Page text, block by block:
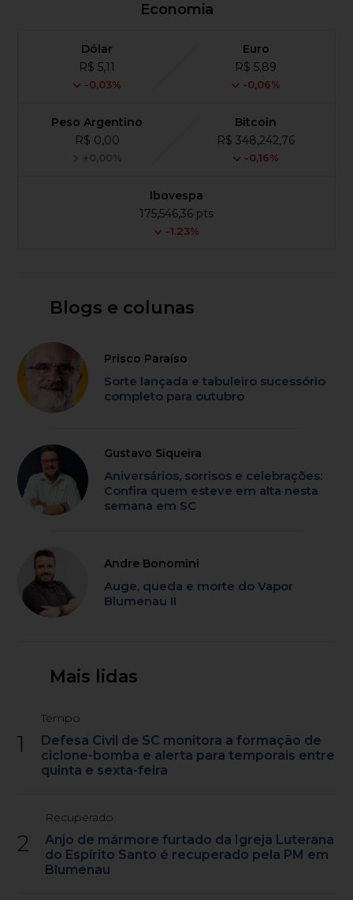
Economia
Dólar
R$ 5,11
-0,03%
Euro
R$ 5,89
-0,06%
Peso Argentino
R$ 0,00
+0,00%
Bitcoin
R$ 348,242,76
-0,16%
Ibovespa
175,546,36 pts
-1.23%
Blogs e colunas
Prisco Paraíso
Sorte lançada e tabuleiro sucessório
completo para outubro
Gustavo Siqueira
Aniversários, sorrisos e celebrações:
Confira quem esteve em alta nesta
semana em SC
Andre Bonomini
Auge, queda e morte do Vapor
Blumenau II
Mais lidas
1
Tempo
Defesa Civil de SC monitora a formação de
ciclone-bomba e alerta para temporais entre
quinta e sexta-feira
2
Recuperado
Anjo de mármore furtado da Igreja Luterana
do Espírito Santo é recuperado pela PM em
Blumenau